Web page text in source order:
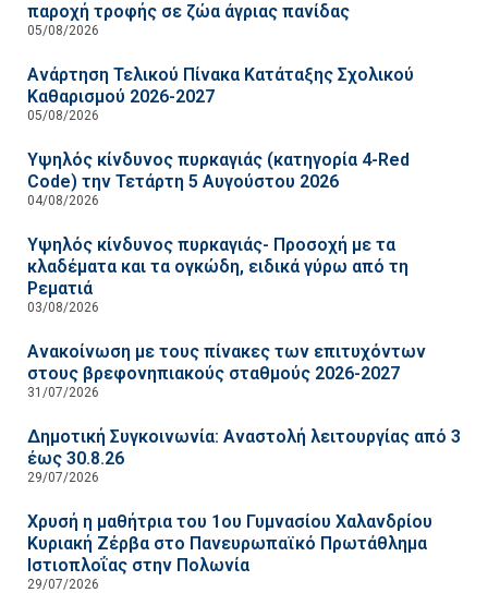
παροχή τροφής σε ζώα άγριας πανίδας
05/08/2026
Ανάρτηση Τελικού Πίνακα Κατάταξης Σχολικού
Καθαρισμού 2026-2027
05/08/2026
Υψηλός κίνδυνος πυρκαγιάς (κατηγορία 4-Red
Code) την Τετάρτη 5 Αυγούστου 2026
04/08/2026
Υψηλός κίνδυνος πυρκαγιάς- Προσοχή με τα
κλαδέματα και τα ογκώδη, ειδικά γύρω από τη
Ρεματιά
03/08/2026
Ανακοίνωση με τους πίνακες των επιτυχόντων
στους βρεφονηπιακούς σταθμούς 2026-2027
31/07/2026
Δημοτική Συγκοινωνία: Αναστολή λειτουργίας από 3
έως 30.8.26
29/07/2026
Χρυσή η μαθήτρια του 1ου Γυμνασίου Χαλανδρίου
Κυριακή Ζέρβα στο Πανευρωπαϊκό Πρωτάθλημα
Ιστιοπλοΐας στην Πολωνία
29/07/2026